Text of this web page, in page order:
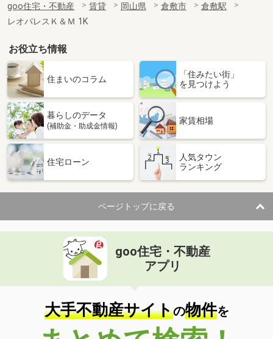
goo住宅・不動産 賃貸 岡山県 倉敷市
倉敷駅
レオパレスＫ＆Ｍ 1K
お役立ち情報
住まいのコラム
「住みたい街」
を見つけよう
暮らしのデータ
(補助金・助成金情報)
家賃相場
住宅ローン
人気タウン
ランキング
ページトップに戻る
goo住宅・不動産
アプリ
大手不動産サイトの物件を